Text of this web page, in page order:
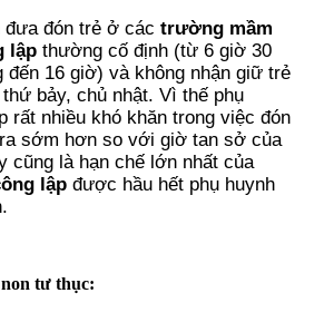
đưa đón trẻ ở các trường mầm
lập thường cố định (từ 6 giờ 30
đến 16 giờ) và không nhận giữ trẻ
bảy, chủ nhật. Vì thế phụ
rất nhiều khó khăn trong việc đón
sớm hơn so với giờ tan sở của
cũng là hạn chế lớn nhất của
lập được hầu hết phụ huynh
tư thục: